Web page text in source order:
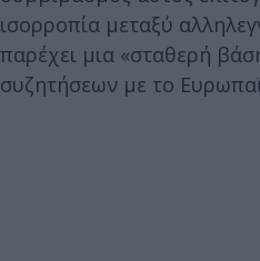
ισορροπία μεταξύ
παρέχει μια «σταθερή
συζητήσεων με το